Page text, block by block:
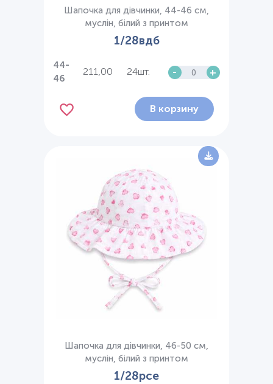
Шапочка для дівчинки, 44-46 см,
муслін, білий з принтом
1/28вдб
44-
46
211,00 24шт. - +
В корзину
Шапочка для дівчинки, 46-50 см,
муслін, білий з принтом
1/28рсе